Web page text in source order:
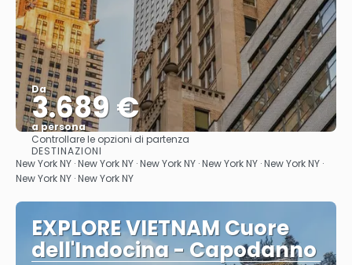
Da
3.689 €
a persona
Vedere
Controllare le opzioni di partenza
DESTINAZIONI
New York NY · New York NY · New York NY · New York NY · New York NY ·
New York NY · New York NY
EXPLORE VIETNAM Cuore
dell'Indocina - Capodanno